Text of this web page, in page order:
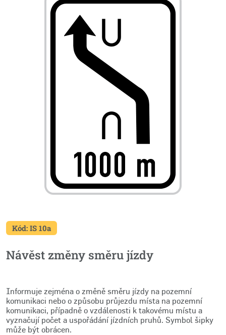
Kód: IS 10a
Návěst změny směru jízdy
Informuje zejména o změně směru jízdy na pozemní
komunikaci nebo o způsobu průjezdu místa na pozemní
komunikaci, případně o vzdálenosti k takovému místu a
vyznačují počet a uspořádání jízdních pruhů. Symbol šipky
může být obrácen.